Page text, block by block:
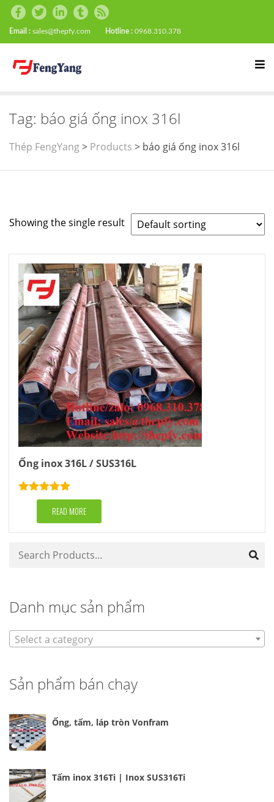
Email : sales@thepfy.com Hotline : 0968.310.378
Tag: báo giá ống inox 316l
Thép FengYang> Products > báo giá ống inox 316l
Showing the single result
Ống inox 316L / SUS316L
Rated5.00
out of 5READ MORE
Danh mục sản phẩm
Select a category
Sản phẩm bán chạy
Ống, tấm, láp tròn Vonfram
Tấm inox 316Ti | Inox SUS316Ti